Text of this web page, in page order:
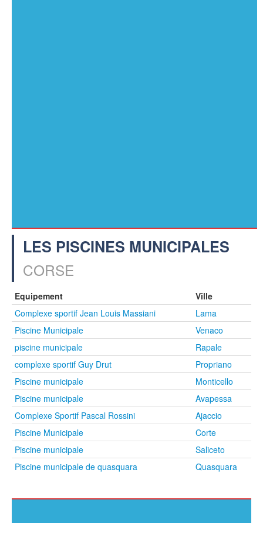
LES PISCINES MUNICIPALES
CORSE
Equipement
Ville
Complexe sportif Jean Louis Massiani
Lama
Piscine Municipale
Venaco
piscine municipale
Rapale
complexe sportif Guy Drut
Propriano
Piscine municipale
Monticello
Piscine municipale
Avapessa
Complexe Sportif Pascal Rossini
Ajaccio
Piscine Municipale
Corte
Piscine municipale
Saliceto
Piscine municipale de quasquara
Quasquara